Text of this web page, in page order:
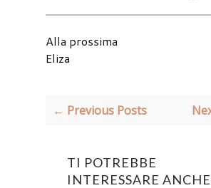
Alla prossima
Eliza
← Previous Posts
TI POTREBBE
INTERESSARE